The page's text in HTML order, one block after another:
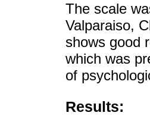
The scale
Valparaiso,
shows good
which was
of
Results: